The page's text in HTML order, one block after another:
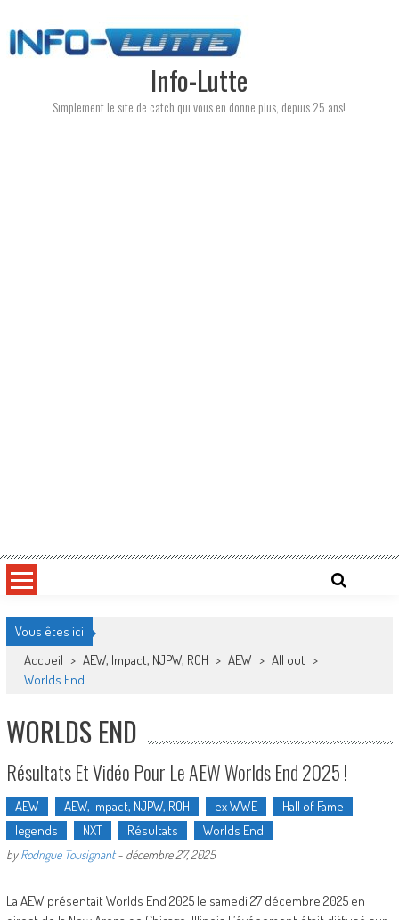
to
content
Info-Lutte
Simplement le site de catch qui vous en donne plus, depuis 25 ans!
Vous êtes ici
Accueil > AEW, Impact, NJPW, ROH > AEW > All out >
Worlds End
WORLDS END
Résultats Et Vidéo Pour Le AEW Worlds End 2025 !
AEW AEW, Impact, NJPW, ROH ex WWE
Hall of Fame
legends
NXT Résultats Worlds End
byRodrigue Tousignant- décembre 27, 2025
La AEW présentait Worlds End 2025 le samedi 27 décembre 2025 en